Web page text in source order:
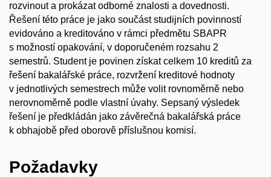
rozvinout a prokázat odborné znalosti a dovednosti.
Řešení této práce je jako součást studijních povinností
evidováno a kreditováno v rámci předmětu SBAPR
s možností opakování, v doporučeném rozsahu 2
semestrů. Student je povinen získat celkem 10 kreditů za
řešení bakalářské práce, rozvržení kreditové hodnoty
v jednotlivých semestrech může volit rovnoměrně nebo
nerovnoměrně podle vlastní úvahy. Sepsaný výsledek
řešení je předkládán jako závěrečná bakalářská práce
k obhajobě před oborově příslušnou komisí.
Požadavky